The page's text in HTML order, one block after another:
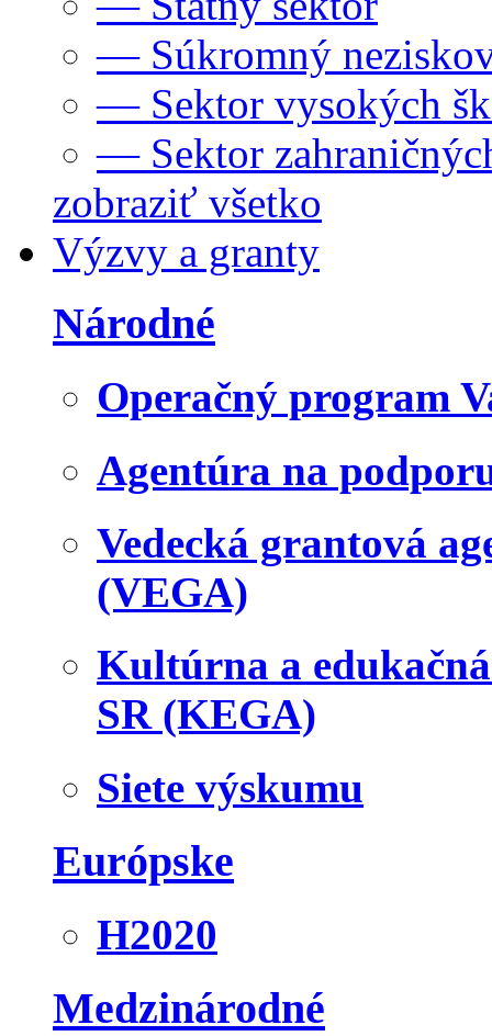
— Súkromný
— Sektor vysokých
— Sektor
zobraziť všetko
Výzvy a granty
Národné
Operačný program
Agentúra na
Vedecká grantová
(VEGA)
Kultúrna a
SR (KEGA)
Siete výskumu
Európske
H2020
Medzinárodné